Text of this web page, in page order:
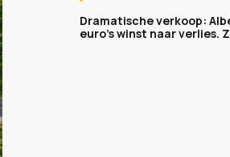
Dramatische verkoop:
euro's winst naar verlies.